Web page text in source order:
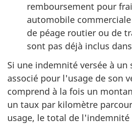
remboursement pour
automobile
de péage routier ou de
sont pas déjà inclus
Si une indemnité versée à un
associé pour l'usage de son
comprend à la fois un
un taux par kilomètre
usage, le total de l'indemnité